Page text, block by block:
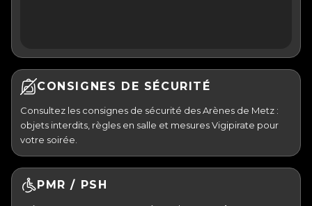
CONSIGNES DE SÉCURITÉ
Consultez les consignes de sécurité des Arènes de Metz :
objets interdits, règles en salle et mesures Vigipirate pour
votre soirée.
PMR / PSH